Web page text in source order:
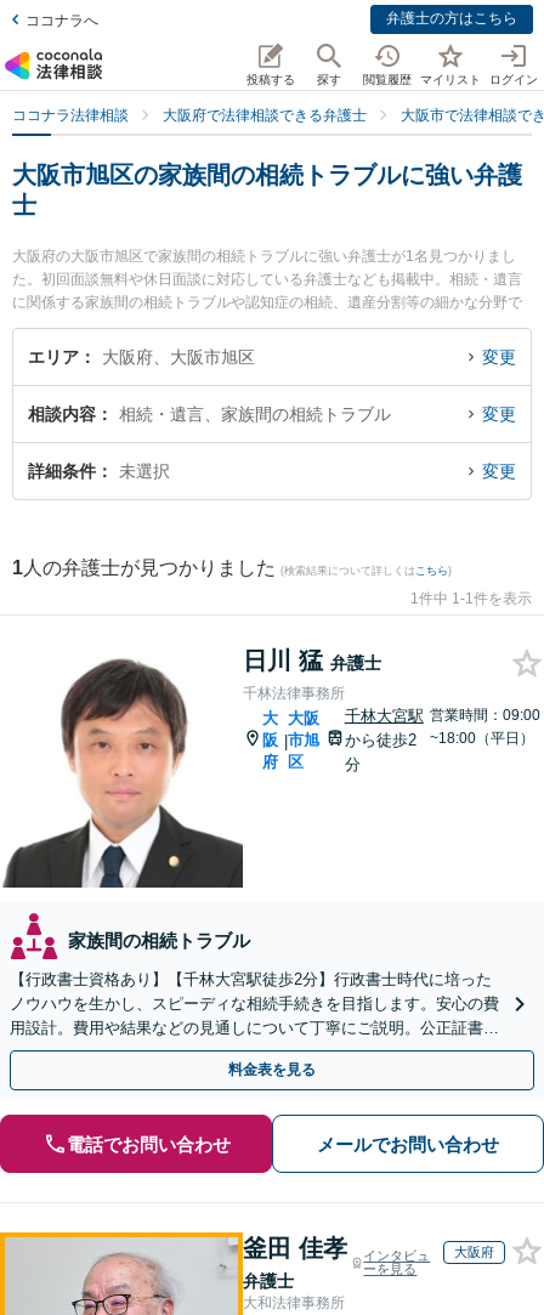
ココナラへ 弁護士の方はこちら
投稿する 探す 閲覧履歴 マイリスト ログイン
ココナラ法律相談 大阪府で法律相談できる弁護士 大阪市で法律相談で
大阪市旭区の家族間の相続トラブルに強い弁護
士
大阪府の大阪市旭区で家族間の相続トラブルに強い弁護士が1名見つかりまし
た。初回面談無料や休日面談に対応している弁護士なども掲載中。相続・遺言
に関係する家族間の相続トラブルや認知症の相続、遺産分割等の細かな分野で
の絞り込み検索もでき便利です。特に千林法律事務所の日川 猛弁護士のプロフ
ィール情報や弁護士費用、強みなどが注目されています。『大阪市旭区で土日
索したい』『初回相談無料で家族間の相続トラブルを法律相談できる大阪市旭
区内の弁護士に相談予約したい』などでお困りの相談者さんにおすすめです。
エリア 大阪府、大阪市旭区 変更
相談内容 相続・遺言、家族間の相続トラブル 変更
詳細条件 未選択 変更
1 人の弁護士が見つかりました (検索結果について詳しくは こちら)
1件中 1-1件を表示
日川 猛 弁護士
千林法律事務所
大
阪
府
|
大阪
市旭
区
千林大宮駅
から徒歩2
分
営業時間：09:00
~18:00（平日）
家族間の相続トラブル
【行政書士資格あり】【千林大宮駅徒歩2分】行政書士時代に培った
ノウハウを生かし、スピーディな相続手続きを目指します。安心の費
用設計。費用や結果などの見通しについて丁寧にご説明。公正証書遺
言や遺言執行人にも対応。【初回相談無料】【当日相談可】
料金表を見る
電話でお問い合わせ メールでお問い合わせ
釜田 佳孝
弁護士
インタビュ
ーを見る
大阪府
大和法律事務所